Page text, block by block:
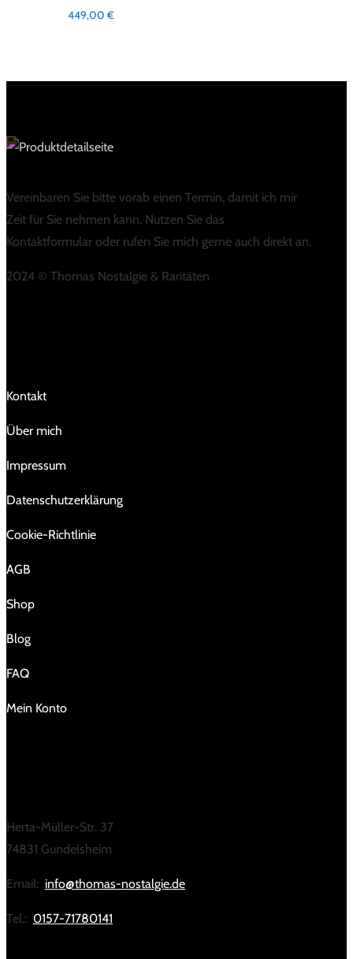
449,00€
Vereinbaren Sie bitte vorab einen Termin, damit ich mir
Zeit für Sie nehmen kann. Nutzen Sie das
Kontaktformular oder rufen Sie mich gerne auch direkt an.
2024 © Thomas Nostalgie & Raritäten
Kontakt
Über mich
Impressum
Da­ten­schutz­er­klä­rung
Cookie-Richtlinie
AGB
Shop
Blog
FAQ
Mein Konto
Herta-Müller-Str. 37
74831 Gundelsheim
Email: info@thomas-nostalgie.de
Tel.: 0157-71780141